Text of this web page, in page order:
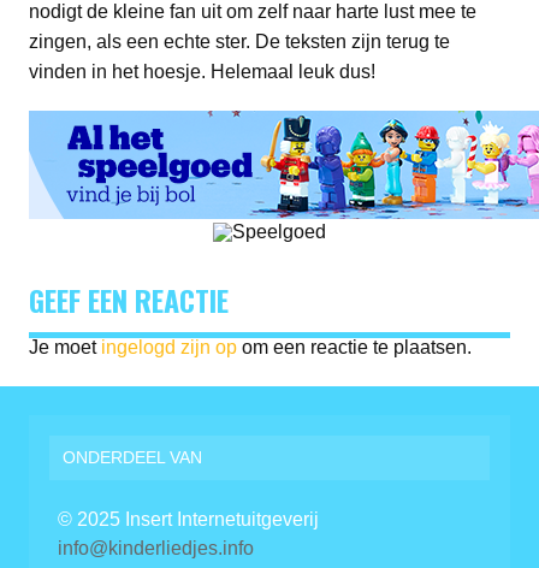
nodigt de kleine fan uit om zelf naar harte lust mee te
zingen, als een echte ster. De teksten zijn terug te
vinden in het hoesje. Helemaal leuk dus!
GEEF EEN REACTIE
Je moet ingelogd zijn op om een reactie te plaatsen.
ONDERDEEL VAN
© 2025 Insert Internetuitgeverij
info@kinderliedjes.info